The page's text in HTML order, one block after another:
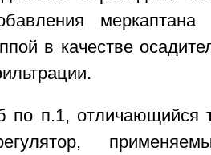
в качестве
по п.1, отличающийся